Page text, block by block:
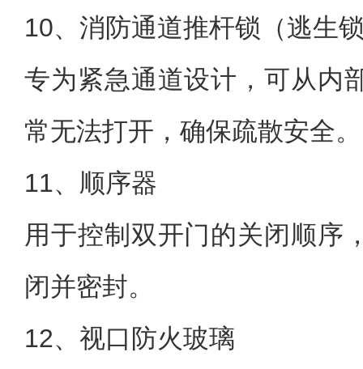
10、消防通道推杆锁（逃生
专为紧急通道设计，可从内
常无法打开，确保疏散安全。
11、顺序器
用于控制双开门的关闭顺序
闭并密封。
12、视口防火玻璃